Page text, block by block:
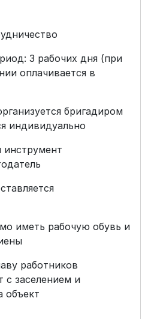
3 рабочих дня (при
оплачивается в
бригадиром
индивидуально
инструмент
иметь рабочую обувь и
работников
с заселением и
объект